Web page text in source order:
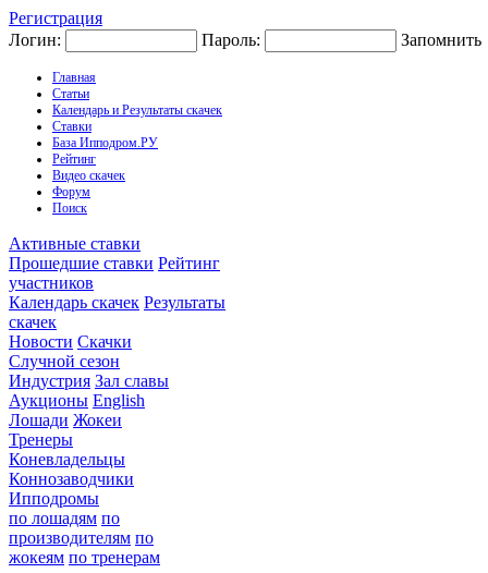
Регистрация
Логин:
Пароль: Запомнить
Главная
Статьи
Календарь и Результаты скачек
Ставки
База Ипподром.РУ
Рейтинг
Видео скачек
Форум
Поиск
Активные ставки
Прошедшие ставки Рейтинг
участников
Календарь скачек Результаты
скачек
Новости Скачки
Случной сезон
Индустрия Зал славы
Аукционы English
Лошади Жокеи
Тренеры
Коневладельцы
Коннозаводчики
Ипподромы
по лошадям по
производителям по
жокеям по тренерам